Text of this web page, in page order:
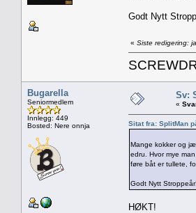
Godt Nytt
« Siste redigering:
Bugarella
Seniormedlem
Innlegg: 449
Bosted: Nere onnja
Sv:
«
Sitat fra: SplitMan
Mange kokker og
edru. Hvor mye
føre båt er tullete,
Godt Nytt Stroppeår!
HØKT!